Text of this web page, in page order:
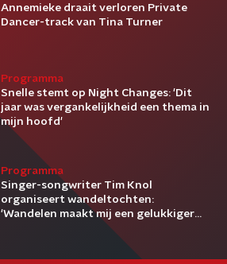
Annemieke draait verloren Private
Dancer-track van Tina Turner
Programma
Snelle stemt op Night Changes: 'Dit
jaar was vergankelijkheid een thema in
mijn hoofd'
Programma
Singer-songwriter Tim Knol
organiseert wandeltochten:
'Wandelen maakt mij een gelukkiger